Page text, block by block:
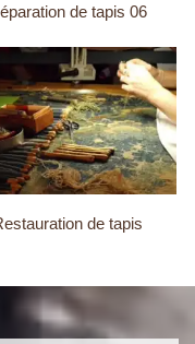
de tapis 06
de tapis